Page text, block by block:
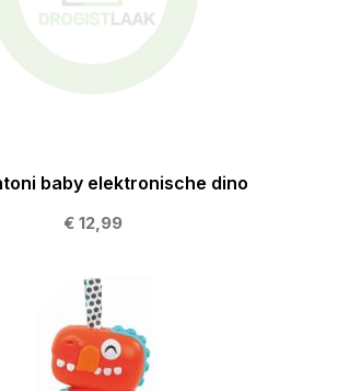
baby elektronische dino
€ 12,99